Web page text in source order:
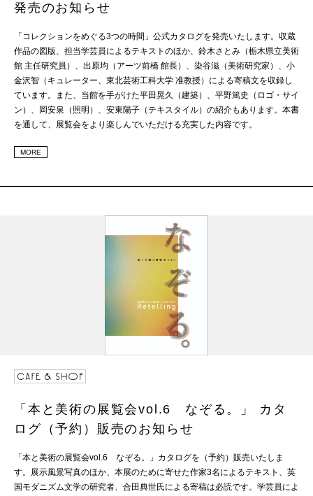
発売のお知らせ
「コレクションをめぐる3つの時間」公式カタログを発売いたします。収蔵
作品の図版、担当学芸員によるテキストのほか、鈴木さとみ（栃木県立美術
館 主任研究員）、出原均（アーツ前橋 館長）、染谷滋（美術研究家）、小
金沢智（キュレーター、東北芸術工科大学 准教授）による寄稿文を収録し
ています。また、当館を手がけた平田晃久（建築）、平野篤史（ロゴ・サイ
ン）、岡安泉（照明）、安東陽子（テキスタイル）の紹介もあります。本書
を通して、展覧会をより楽しんでいただける充実した内容です。
MORE
「本と美術の展覧会vol.6 なぞる。」 カタ
ログ（予約）販売のお知らせ
「本と美術の展覧会vol.6 なぞる。」カタログを（予約）販売いたしま
す。展示風景写真のほか、本展のために寄せた作家3名によるテキスト、英
国モダニズム文学の研究者、合田典世氏による寄稿は必読です。学芸員によ